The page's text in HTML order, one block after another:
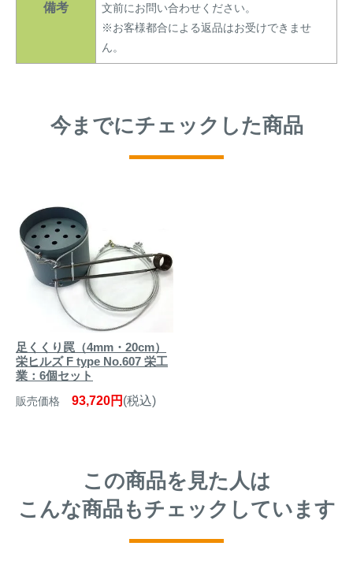
備考
文前にお問い合わせください。
※お客様都合による返品はお受けできませ
ん。
今までにチェックした商品
足くくり罠（4mm・20cm）
栄ヒルズ F type No.607 栄工
業：6個セット
販売価格 93,720円 (税込)
この商品を見た人は
こんな商品もチェックしています